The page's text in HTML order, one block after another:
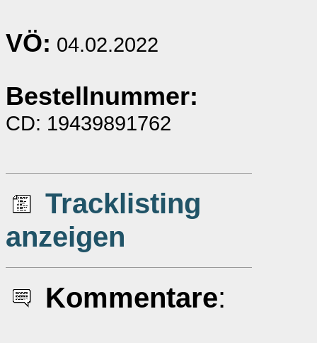
VÖ: 04.02.2022
Bestellnummer:
CD: 19439891762
Tracklisting
anzeigen
Kommentare: